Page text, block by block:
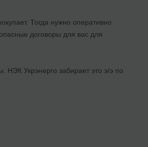
Тогда нужно оперативно
договоры для вас для
НЭК Укрэнерго забирает это э/э по